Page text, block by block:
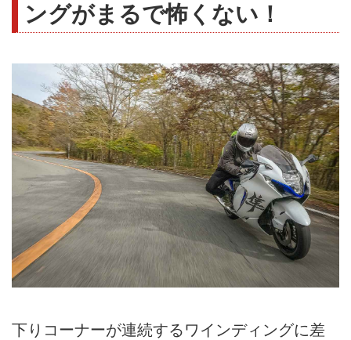
ングがまるで怖くない！
下りコーナーが連続するワインディングに差